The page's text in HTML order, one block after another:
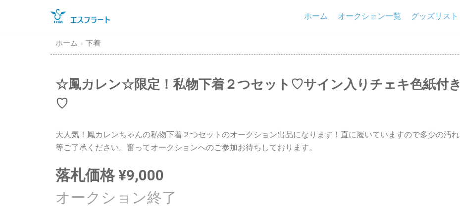
ホーム オークション一覧 グッズリスト
ホーム » 下着
☆鳳カレン☆限定！私物下着２つセット♡サイン入りチェキ色紙付き
♡
大人気！鳳カレンちゃんの私物下着２つセットのオークション出品になります！直に履いていますので多少の汚れ
等ご了承ください。奮ってオークションへのご参加お待ちしております。
落札価格¥9,000